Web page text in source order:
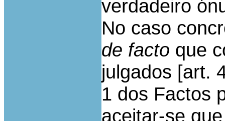
verdadeiro
No caso
de facto que
julgados [art.
1 dos Factos
aceitar-se